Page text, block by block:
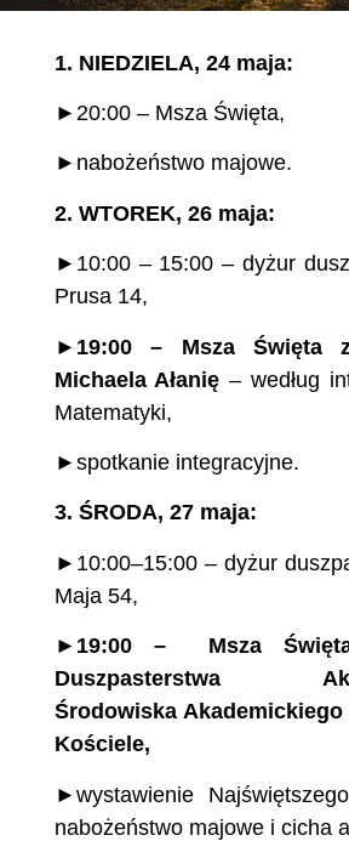
1. NIEDZIELA, 24 maja:
►20:00 – Msza Święta,
►nabożeństwo majowe.
2. WTOREK, 26 maja:
►10:00 – 15:00 – dyżur
Prusa 14,
► 19:00 – Msza Święta
Michaela Ałanię – według
Matematyki,
►spotkanie integracyjne.
3. ŚRODA, 27 maja:
►10:00–15:00 – dyżur
Maja 54,
► 19:00 – Msza
Duszpasterstwa
Środowiska Akademickiego
Kościele,
►wystawienie
nabożeństwo majowe i cicha